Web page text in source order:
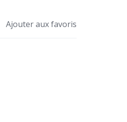
Ajouter aux favoris